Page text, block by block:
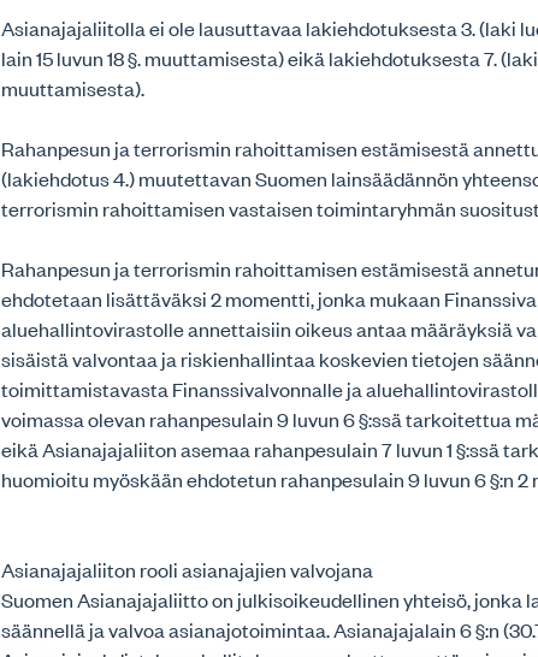
Asianajajaliitolla ei ole lausuttavaa lakiehdotuksesta 3. (laki
lain 15 luvun 18 §. muuttamisesta) eikä lakiehdotuksesta 7.
muuttamisesta).
Rahanpesun ja terrorismin rahoittamisen estämisestä
(lakiehdotus 4.) muutettavan Suomen lainsäädännön
terrorismin rahoittamisen vastaisen toimintaryhmän
Rahanpesun ja terrorismin rahoittamisen estämisestä
ehdotetaan lisättäväksi 2 momentti, jonka mukaan
aluehallintovirastolle annettaisiin oikeus antaa määräyksiä
sisäistä valvontaa ja riskienhallintaa koskevien tietojen
toimittamistavasta Finanssivalvonnalle ja
voimassa olevan rahanpesulain 9 luvun 6 §:ssä tarkoitettua
eikä Asianajajaliiton asemaa rahanpesulain 7 luvun 1 §:ssä
huomioitu myöskään ehdotetun rahanpesulain 9 luvun 6 §:n 2
Asianajajaliiton rooli asianajajien valvojana
Suomen Asianajajaliitto on julkisoikeudellinen yhteisö, jonka
säännellä ja valvoa asianajotoimintaa. Asianajajalain 6 §:n